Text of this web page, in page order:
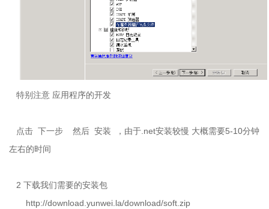
特别注意 应用程序的开发
点击 下一步 然后 安装 ，由于.net安装较慢 大概需要5-10分钟
左右的时间
2 下载我们需要的安装包
http://download.yunwei.la/download/soft.zip